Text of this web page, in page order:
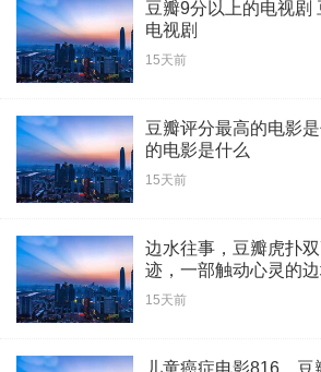
豆瓣9分以上的电视剧
电视剧
15天前
豆瓣评分最高的电影
的电影是什么
15天前
边水往事，豆瓣虎扑
迹，一部触动心灵的
15天前
儿童癌症电影816，